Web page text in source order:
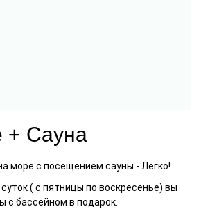
+ Сауна
море с посещением сауны - Легко!
( с пятницы по воскресенье) вы
с бассейном в подарок.